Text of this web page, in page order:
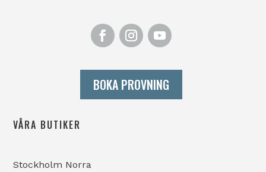
BOKA PROVNING
VÅRA BUTIKER
Stockholm Norra